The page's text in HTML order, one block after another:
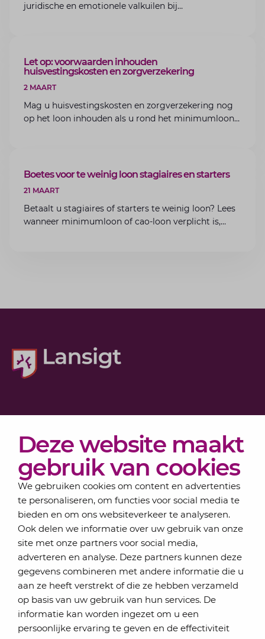
Deze website maakt
gebruik van cookies
We gebruiken cookies om content en advertenties
te personaliseren, om functies voor social media te
bieden en om ons websiteverkeer te analyseren.
Ook delen we informatie over uw gebruik van onze
site met onze partners voor social media,
adverteren en analyse. Deze partners kunnen deze
gegevens combineren met andere informatie die u
aan ze heeft verstrekt of die ze hebben verzameld
op basis van uw gebruik van hun services. De
informatie kan worden ingezet om u een
persoonlijke ervaring te geven en de effectiviteit
juridische en emotionele valkuilen bij
ARTIKEL
Let op: voorwaarden inhouden
huisvestingskosten en zorgverzekering
2 MAART
Mag u huisvestingskosten en zorgverzekering nog
op het loon inhouden als u rond het minimumloon
ARTIKEL
Boetes voor te weinig loon stagiaires en starters
21 MAART
Betaalt u stagiaires of starters te weinig loon? Lees
wanneer minimumloon of cao-loon verplicht is,
Actueel
Over Lansigt
Contact
Schrijf je in voor onze nieuwsbrief
Elke maand bundelen de adviseurs van Lansigt in
de eSigt het nieuws.
Jouw emailadres
Inschrijven